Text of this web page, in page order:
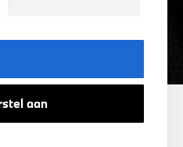
aan